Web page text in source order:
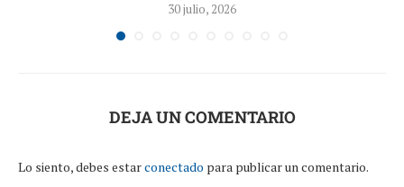
30 julio, 2026
DEJA UN COMENTARIO
Lo siento, debes estarconectado para publicar un comentario.